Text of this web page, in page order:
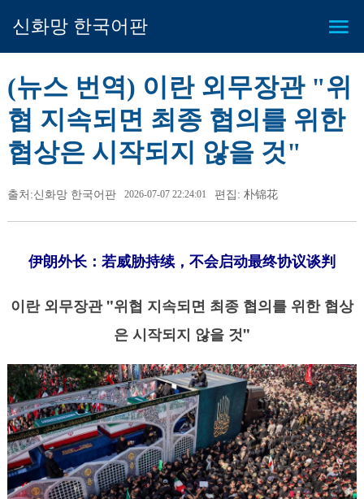
신화망 한국어판
(뉴스 번역) 이란 외무장관 "위
협 지속되면 최종 협의를 위한
협상은 시작되지 않을 것"
출처:신화망 한국어판 2026-07-07 22:24:01 편집: 朴锦花
伊朗外长：若威胁持续，不会启动最终协议谈判
이란 외무장관 "위협 지속되면 최종 협의를 위한 협상
은 시작되지 않을 것"